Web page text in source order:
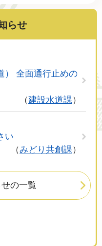
らせ
） 全面通行止めの
建設水道課
い
みどり共創課
の一覧